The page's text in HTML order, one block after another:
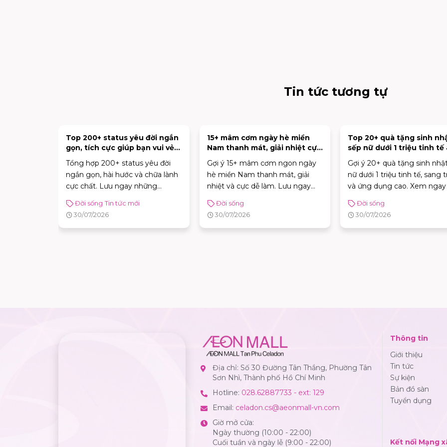
Tin tức tương tự
Top 200+ status yêu đời ngắn
gọn, tích cực giúp bạn vui vẻ
mỗi ngày
Tổng hợp 200+ status yêu đời
ngắn gọn, hài hước và chữa lành
cực chất. Lưu ngay những
và tràn đầy năng lượng mỗi
ngày!
Đời sống Tin tức mới
30/07/2026
15+ mâm cơm ngày hè miền
Nam thanh mát, giải nhiệt cực
Gợi ý 15+ mâm cơm ngon ngày
hè miền Nam thanh mát, giải
nhiệt và cực dễ làm. Lưu ngay
cơm gia đình luôn đậm đà, tròn
vị!
Đời sống
30/07/2026
Top 20+ quà tặng sinh
sếp nữ dưới 1 triệu tinh tế
Gợi ý 20+ quà tặng sinh
nữ dưới 1 triệu tinh tế, sang
và ứng dụng cao. Xem
với sếp!
Đời sống
30/07/2026
Địa chỉ: Số 30 Đường Tân Thắng, Phường Tân
Sơn Nhì, Thành phố Hồ Chí Minh
Hotline: 028.62887733 - ext: 129
Email: celadon.cs@aeonmall-vn.com
Giờ mở cửa:
Ngày thường (10:00 - 22:00)
Cuối tuần và ngày lễ (9:00 - 22:00)
Thông tin
Giới thiệu
Tin tức
Sự kiện
Bản đồ sàn
Tuyển dụng
Kết nối Mạng